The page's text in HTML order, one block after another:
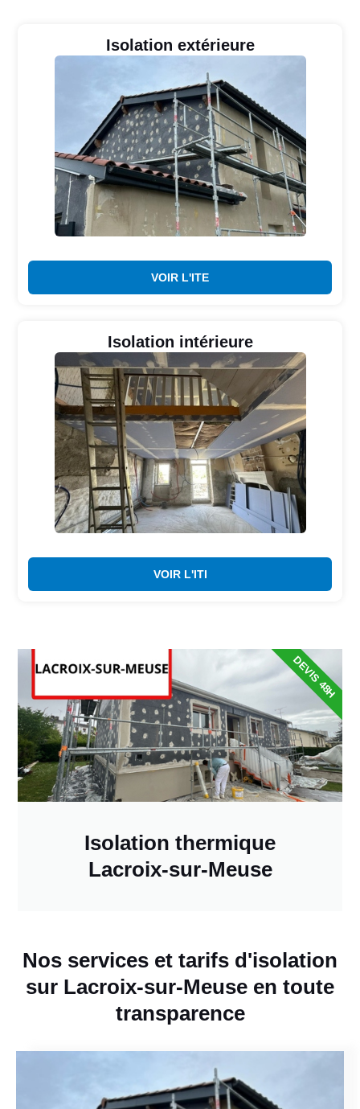
Isolation extérieure
VOIR L'ITE
Isolation intérieure
VOIR L'ITI
Isolation thermique
Lacroix-sur-Meuse
DEVIS 48H
Nos services et tarifs d'isolation
sur Lacroix-sur-Meuse en toute
transparence